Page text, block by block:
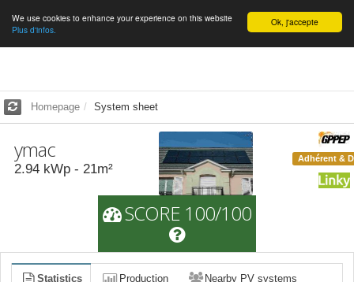
English Ok, j'accepte
We use cookies to enhance your experience on this website
Plus d'infos.
Homepage System sheet
ymac
2.94 kWp - 21m²
Adhérent &
SCORE 100/100
Statistics Production Nearby PV systems